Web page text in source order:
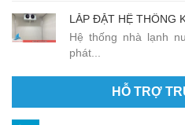
Hệ thống nhà lạnh
phát...
HỖ TRỢ